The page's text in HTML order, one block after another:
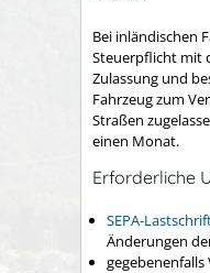
Bei inländischen
Steuerpflicht mit
Zulassung und
Fahrzeug zum
Straßen
einen Monat.
Erforderliche
SEPA-
Änderungen